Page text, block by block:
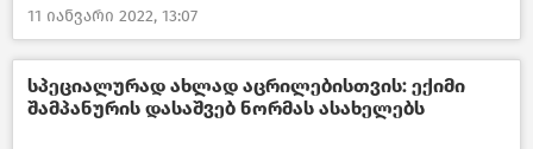
11 იანვარი 2022, 13:07
სპეციალურად ახლად აცრილებისთვის: ექიმი
შამპანურის დასაშვებ ნორმას ასახელებს